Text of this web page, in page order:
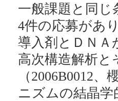
一般課題と同
4件の応募があ
導入剤とＤＮＡ
高次構造解析
（2006B0012
ニズムの結晶学